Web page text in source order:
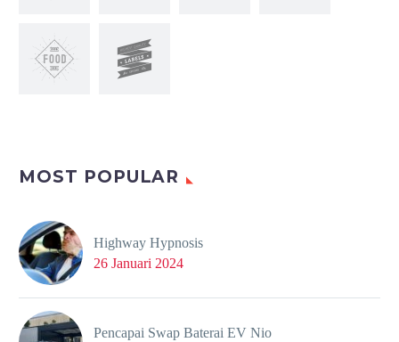
MOST POPULAR
Highway Hypnosis
26 Januari 2024
Pencapai Swap Baterai EV Nio